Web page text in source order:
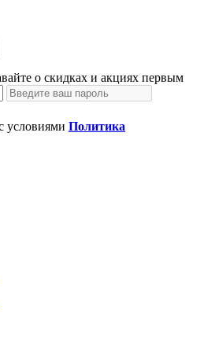
о скидках и акциях первым
условиями Политика